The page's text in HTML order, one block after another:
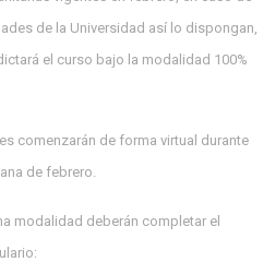
de la Universidad así lo dispongan,
el curso bajo la modalidad 100%
comenzarán de forma virtual durante
de febrero.
modalidad deberán completar el